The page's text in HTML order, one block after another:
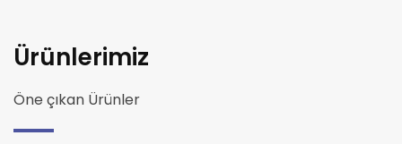
Ürünlerimiz
Öne çıkan Ürünler